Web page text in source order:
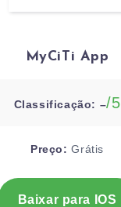
MyCiTi App
Classificação: –/5
Preço: Grátis
Baixar para IOS